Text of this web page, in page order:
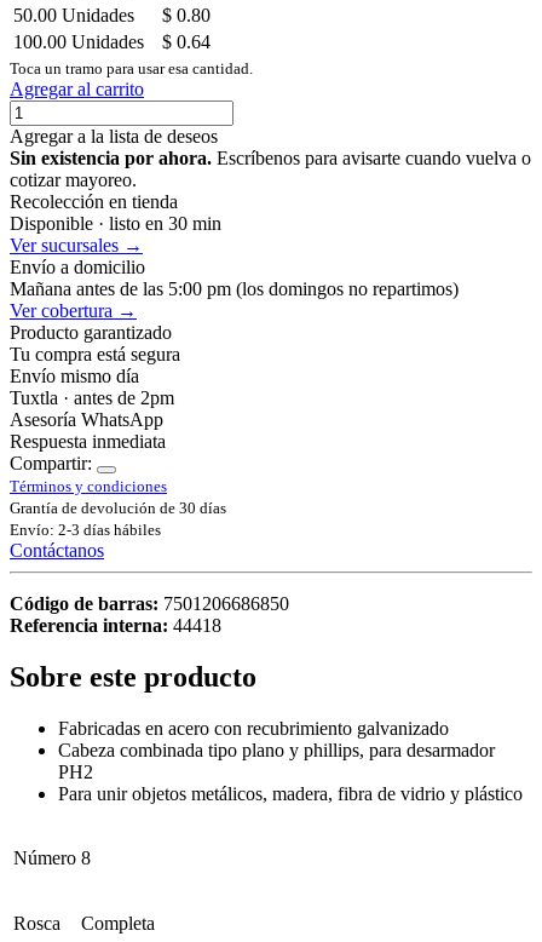
50.00 Unidades $ 0.80
100.00 Unidades $ 0.64
Toca un tramo para usar esa cantidad.
Agregar al carrito
Agregar a la lista de deseos
Sin existencia por ahora. Escríbenos para avisarte cuando vuelva o
cotizar mayoreo.
Recolección en tienda
Disponible · listo en 30 min
Ver sucursales →
Envío a domicilio
Mañana antes de las 5:00 pm (los domingos no repartimos)
Ver cobertura →
Producto garantizado
Tu compra está segura
Envío mismo día
Tuxtla · antes de 2pm
Asesoría WhatsApp
Respuesta inmediata
Compartir:
Términos y condiciones
Grantía de devolución de 30 días
Envío: 2-3 días hábiles
Contáctanos
Código de barras: 7501206686850
Referencia interna: 44418
Sobre este producto
Fabricadas en acero con recubrimiento galvanizado
Cabeza combinada tipo plano y phillips, para desarmador
PH2
Para unir objetos metálicos, madera, fibra de vidrio y plástico
Número 8
Rosca Completa